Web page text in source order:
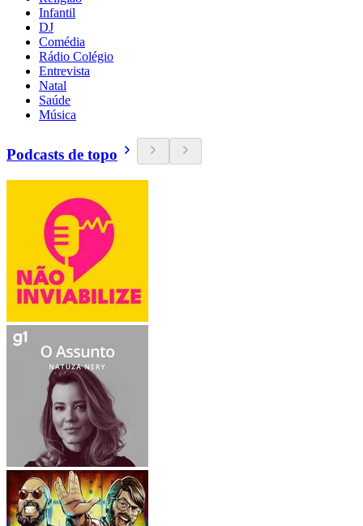
Infantil
DJ
Comédia
Rádio Colégio
Entrevista
Natal
Saúde
Música
Podcasts de topo